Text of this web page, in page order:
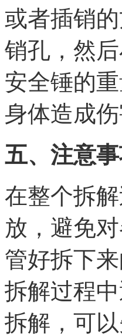
或者插销
销孔，然
安全锤的
身体造成伤
五、注意
在整个拆
放，避免
管好拆下
拆解过程
拆解，可